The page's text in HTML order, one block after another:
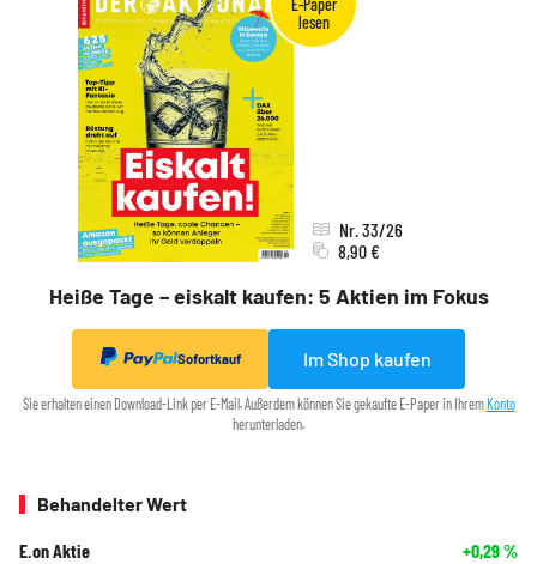
Heiße Tage – eiskalt kaufen: 5 Aktien im Fokus
Nr. 33/26
8,90 €
Sofortkauf Im Shop kaufen
Sie erhalten einen Download-Link per E-Mail. Außerdem können Sie gekaufte E-Paper in Ihrem Konto
herunterladen.
Behandelter Wert
E.on Aktie +0,29%